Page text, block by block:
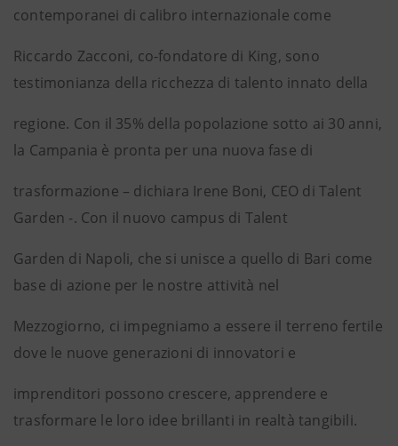
contemporanei di calibro internazionale come
Riccardo Zacconi, co-fondatore di King, sono
testimonianza della ricchezza di talento innato della
regione. Con il 35% della popolazione sotto ai 30 anni,
la Campania è pronta per una nuova fase di
trasformazione – dichiara Irene Boni, CEO di Talent
Garden -. Con il nuovo campus di Talent
Garden di Napoli, che si unisce a quello di Bari come
base di azione per le nostre attività nel
Mezzogiorno, ci impegniamo a essere il terreno fertile
dove le nuove generazioni di innovatori e
imprenditori possono crescere, apprendere e
trasformare le loro idee brillanti in realtà tangibili.